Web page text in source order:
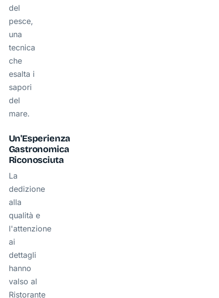
del
pesce,
una
tecnica
che
esalta i
sapori
del
mare.
Un'Esperienza
Gastronomica
Riconosciuta
La
dedizione
alla
qualità e
l'attenzione
ai
dettagli
hanno
valso al
Ristorante